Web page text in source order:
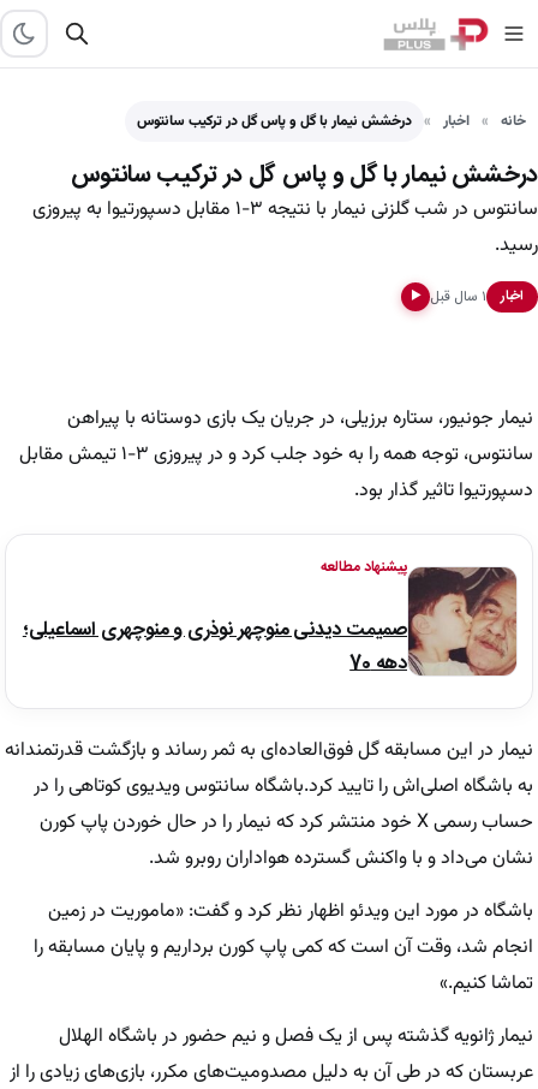
خانه اخبار درخشش نیمار با گل و پاس گل در ترکیب سانتوس
درخشش نیمار با گل و پاس گل در ترکیب سانتوس
سانتوس در شب گلزنی نیمار با نتیجه ۳-۱ مقابل دسپورتیوا به پیروزی
رسید.
اخبار ۱ سال قبل ▶
نیمار جونیور، ستاره برزیلی، در جریان یک بازی دوستانه با پیراهن
سانتوس، توجه همه را به خود جلب کرد و در پیروزی ۳-۱ تیمش مقابل
دسپورتیوا تاثیر گذار بود.
پیشنهاد مطالعه
صمیمت دیدنی منوچهر نوذری و منوچهری اسماعیلی؛
دهه 70
نیمار در این مسابقه گل فوق‌العاده‌ای به ثمر رساند و بازگشت قدرتمندانه‌
به باشگاه اصلی‌اش را تایید کرد.باشگاه سانتوس ویدیوی کوتاهی را در
حساب رسمی X خود منتشر کرد که نیمار را در حال خوردن پاپ کورن
نشان می‌داد و با واکنش گسترده هواداران روبرو شد.
باشگاه در مورد این ویدئو اظهار نظر کرد و گفت: «ماموریت در زمین
انجام شد، وقت آن است که کمی پاپ کورن برداریم و پایان مسابقه را
تماشا کنیم.»
نیمار ژانویه گذشته پس از یک فصل و نیم حضور در باشگاه الهلال
عربستان که در طی آن به دلیل مصدومیت‌های مکرر، بازی‌های زیادی را از